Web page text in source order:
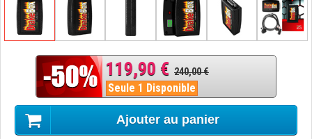
119,90 € 240,00 €
Seule 1 Disponible
Ajouter au panier